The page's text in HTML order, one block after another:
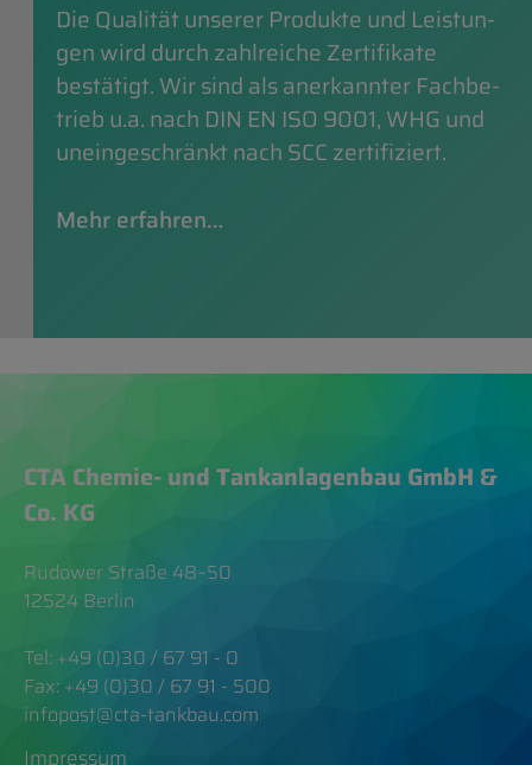
Die Qualität un­serer Produkte und Leis­tun­
gen wird durch zahlreiche Zer­ti­fikate
bestätigt. Wir sind als an­erkan­nter Fach­be­
trieb u.a. nach DIN EN ISO 9001, WHG und
un­einges­chränkt nach SCC zer­ti­fiz­iert.
Mehr er­fahren…
CTA Chemie- und Tankanlagenbau GmbH &
Co. KG
Rudower Straße 48–50
12524 Berlin
Tel: +49 (0)30 / 67 91 - 0
Fax: +49 (0)30 / 67 91 - 500
infopost@cta-tankbau.com
Impressum